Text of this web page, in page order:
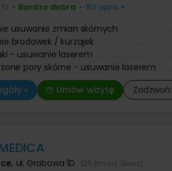
• Bardzo dobra • 152 opinii
usuwanie zmian skórnych
brodawek / kurzajek
- usuwanie laserem
pory skórne - usuwanie laserem
»
Umów wizytę Zadzwoń:
, ul. Grabowa 1D (25 km od Gliwic)